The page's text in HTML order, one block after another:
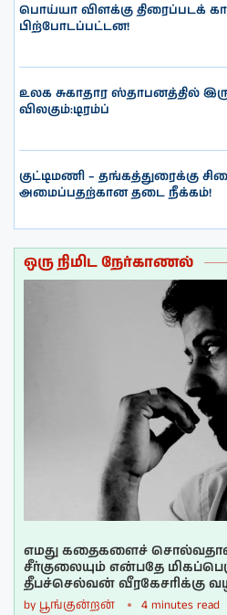
பொய்யா விளக்கு திரைப்படக்
பிற்போடப்பட்டன!
உலக சுகாதார ஸ்தாபனத்தில்
விலகும்:டிரம்ப்
குட்டிமணி – தங்கத்துரைக்கு
அமைப்பதற்கான தடை நீக்கம்!
ஒரு நிமிட நேர்காணல்
எமது கதைகளைச்
சீர்குலையும் என்பதே
தீபச்செல்வன் வீரகேசரிக்கு
by பூங்குன்றன் 4 minutes read